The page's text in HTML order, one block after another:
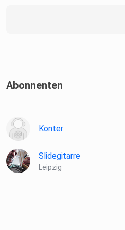
Abonnenten
Konter
Slidegitarre
Leipzig